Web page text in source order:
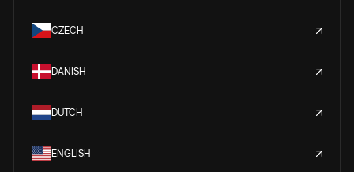
CZECH
DANISH
DUTCH
ENGLISH